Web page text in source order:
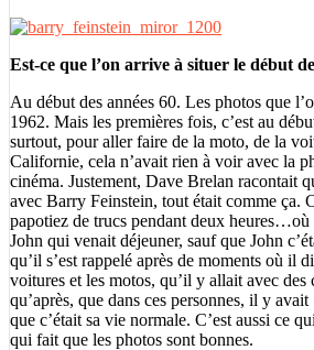
Est-ce que l’on arrive à situer le début
Au début des années 60. Les photos que
1962. Mais les premières fois, c’est au
surtout, pour aller faire de la moto, de la
Californie, cela n’avait rien à voir avec la
cinéma. Justement, Dave Brelan racontait
avec Barry Feinstein, tout était comme ça.
papotiez de trucs pendant deux heures…où
John qui venait déjeuner, sauf que John
qu’il s’est rappelé après de moments où il
voitures et les motos, qu’il y allait avec des
qu’après, que dans ces personnes, il y
que c’était sa vie normale. C’est aussi ce
qui fait que les photos sont bonnes.